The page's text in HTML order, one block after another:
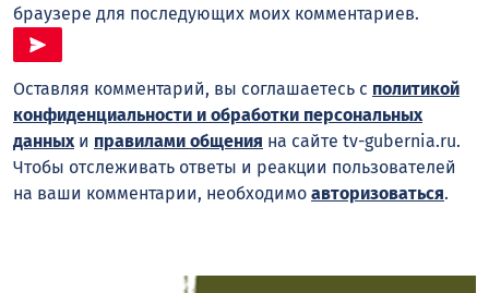
браузере для последующих моих комментариев.
Оставляя комментарий, вы соглашаетесь с политикой
конфиденциальности и обработки персональных
данныхи правилами общения на сайте tv-gubernia.ru.
Чтобы отслеживать ответы и реакции пользователей
на ваши комментарии, необходимо авторизоваться.